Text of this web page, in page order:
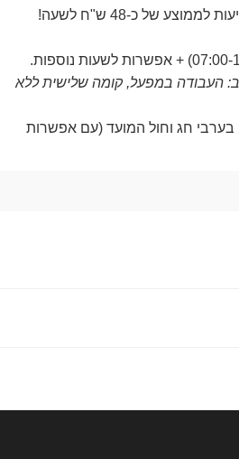
העבודה במפעל, קומה שלישית ללא
חג וחול המועד (עם אפשרות